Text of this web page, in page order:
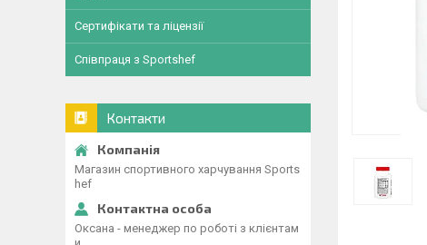
Сертифікати та ліцензії
Співпраця з Sportshef
Контакти
Магазин спортивного харчування Sports
hef
Оксана - менеджер по роботі з клієнтам